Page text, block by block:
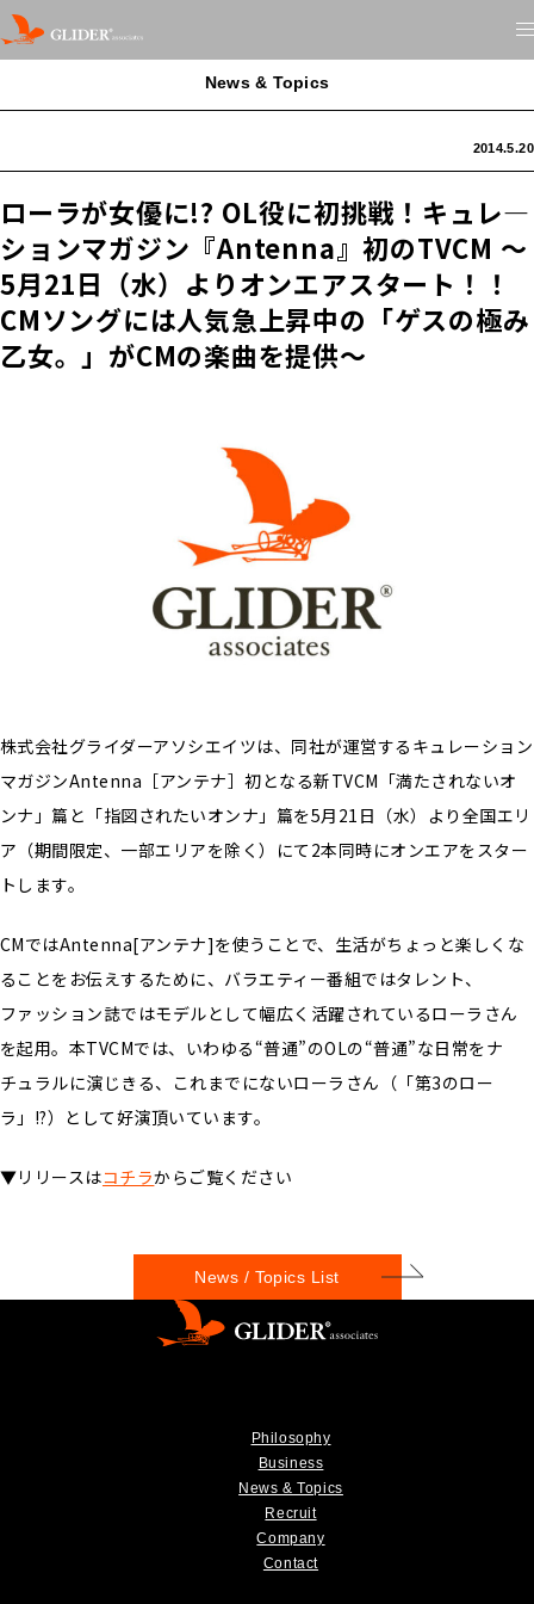
News & Topics
2014.5.20
ローラが女優に!? OL役に初挑戦！キュレ―
ションマガジン『Antenna』初のTVCM 〜
5月21日（水）よりオンエアスタート！！
CMソングには人気急上昇中の「ゲスの極み
乙女。」がCMの楽曲を提供〜
株式会社グライダーアソシエイツは、同社が運営するキュレーション
マガジンAntenna［アンテナ］初となる新TVCM「満たされないオ
ンナ」篇と「指図されたいオンナ」篇を5月21日（水）より全国エリ
ア（期間限定、一部エリアを除く）にて2本同時にオンエアをスター
トします。
CMではAntenna[アンテナ]を使うことで、生活がちょっと楽しくな
ることをお伝えするために、バラエティー番組ではタレント、
ファッション誌ではモデルとして幅広く活躍されているローラさん
を起用。本TVCMでは、いわゆる“普通”のOLの“普通”な日常をナ
チュラルに演じきる、これまでにないローラさん（「第3のロー
ラ」!?）として好演頂いています。
▼リリースはコチラからご覧ください
News / Topics List
Philosophy
Business
News & Topics
Recruit
Company
Contact